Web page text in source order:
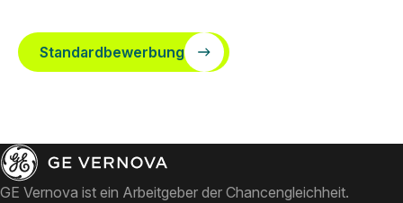
Standardbewerbung
GE Vernova ist ein Arbeitgeber der Chancengleichheit.